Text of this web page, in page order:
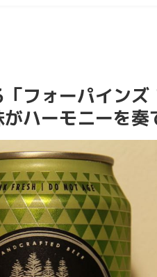
フォーパインズ
ハーモニーを奏